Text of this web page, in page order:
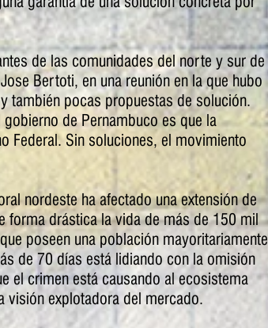
de las comunidades del norte y sur de
Bertoti, en una reunión en la que hubo
también pocas propuestas de solución.
de Pernambuco es que la
Federal. Sin soluciones, el movimiento
nordeste ha afectado una extensión de
forma drástica la vida de más de 150 mil
poseen una población mayoritariamente
de 70 días está lidiando con la omisión
el crimen está causando al ecosistema
visión explotadora del mercado.